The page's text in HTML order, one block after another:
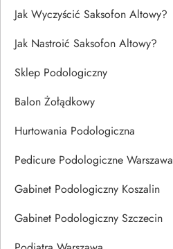
Jak Wyczyścić Saksofon Altowy?
Jak Nastroić Saksofon Altowy?
Sklep Podologiczny
Balon Żołądkowy
Hurtowania Podologiczna
Pedicure Podologiczne Warszawa
Gabinet Podologiczny Koszalin
Gabinet Podologiczny Szczecin